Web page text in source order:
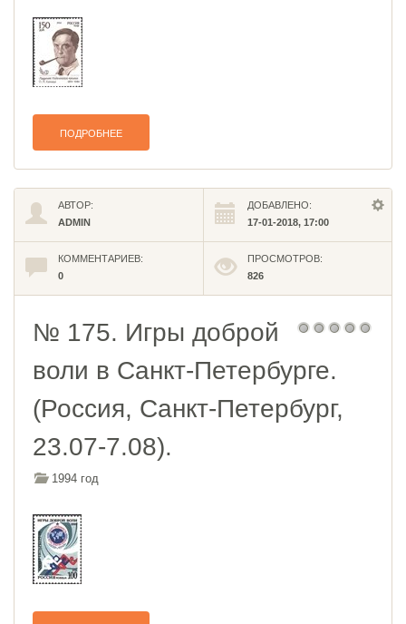
ПОДРОБНЕЕ
АВТОР:
ADMIN
ДОБАВЛЕНО:
17-01-2018, 17:00
КОММЕНТАРИЕВ:
0
ПРОСМОТРОВ:
826
№ 175. Игры доброй
воли в Санкт-Петербурге.
(Россия, Санкт-Петербург,
23.07-7.08).
1994 год